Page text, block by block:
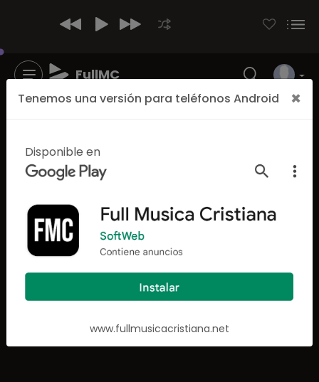
FullMC
Tenemos una versión para teléfonos Android ×
Disponible en
www.fullmusicacristiana.net